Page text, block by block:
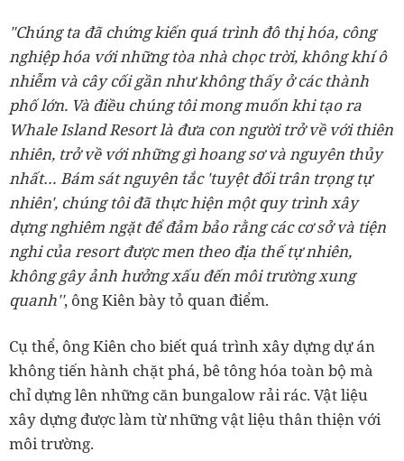
"Chúng ta đã chứng kiến quá trình đô thị hóa, công
nghiệp hóa với những tòa nhà chọc trời, không khí ô
nhiễm và cây cối gần như không thấy ở các thành
phố lớn. Và điều chúng tôi mong muốn khi tạo ra
Whale Island Resort là đưa con người trở về với thiên
nhiên, trở về với những gì hoang sơ và nguyên thủy
nhất… Bám sát nguyên tắc 'tuyệt đối trân trọng tự
nhiên', chúng tôi đã thực hiện một quy trình xây
dựng nghiêm ngặt để đảm bảo rằng các cơ sở và tiện
nghi của resort được men theo địa thế tự nhiên,
không gây ảnh hưởng xấu đến môi trường xung
quanh'', ông Kiên bày tỏ quan điểm.
Cụ thể, ông Kiên cho biết quá trình xây dựng dự án
không tiến hành chặt phá, bê tông hóa toàn bộ mà
chỉ dựng lên những căn bungalow rải rác. Vật liệu
xây dựng được làm từ những vật liệu thân thiện với
môi trường.